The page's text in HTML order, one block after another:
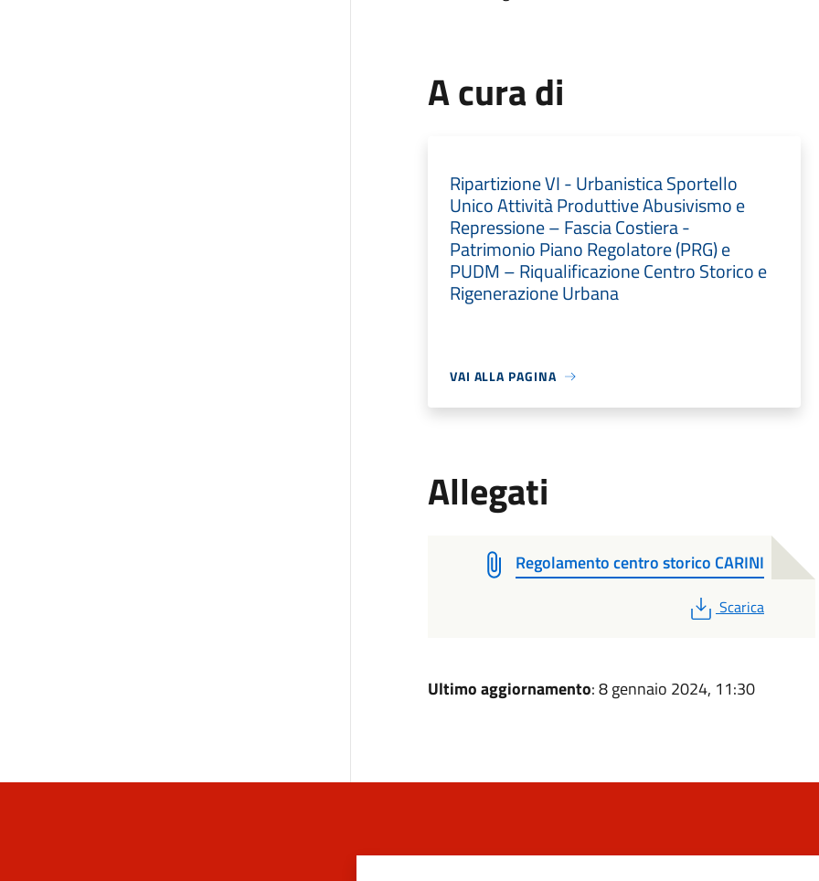
A cura di
Ripartizione VI - Urbanistica Sportello
Unico Attività Produttive Abusivismo e
Repressione – Fascia Costiera -
Patrimonio Piano Regolatore (PRG) e
PUDM – Riqualificazione Centro Storico e
Rigenerazione Urbana
VAI ALLA PAGINA
Allegati
Regolamento centro storico CARINI
PDF
Scarica
Ultimo aggiornamento: 8 gennaio 2024, 11:30